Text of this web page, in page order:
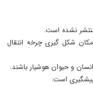
نشده است.
شکل گیری چرخه انتقال
و حیوان هوشیار باشند.
است.